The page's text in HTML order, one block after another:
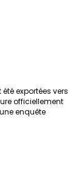
exportées vers
officiellement
enquête